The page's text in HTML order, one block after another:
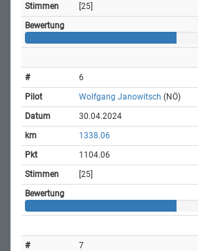
[25]
6
Wolfgang Janowitsch (NÖ)
30.04.2024
1338.06
1104.06
[25]
7